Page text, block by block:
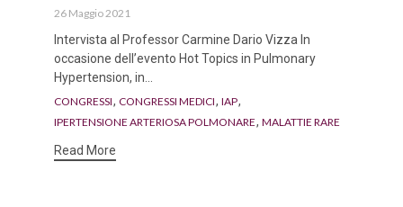
26 Maggio 2021
Intervista al Professor Carmine Dario Vizza In
occasione dell’evento Hot Topics in Pulmonary
Hypertension, in...
Tags
CONGRESSI, CONGRESSI MEDICI, IAP,
IPERTENSIONE ARTERIOSA POLMONARE, MALATTIE RARE
Read More